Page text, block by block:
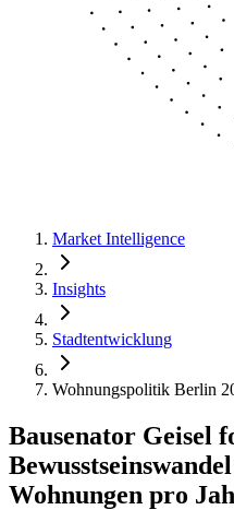
Market Intelligence
Insights
Stadtentwicklung
Wohnungspolitik Berlin
Bausenator Geisel
Wohnungen pro